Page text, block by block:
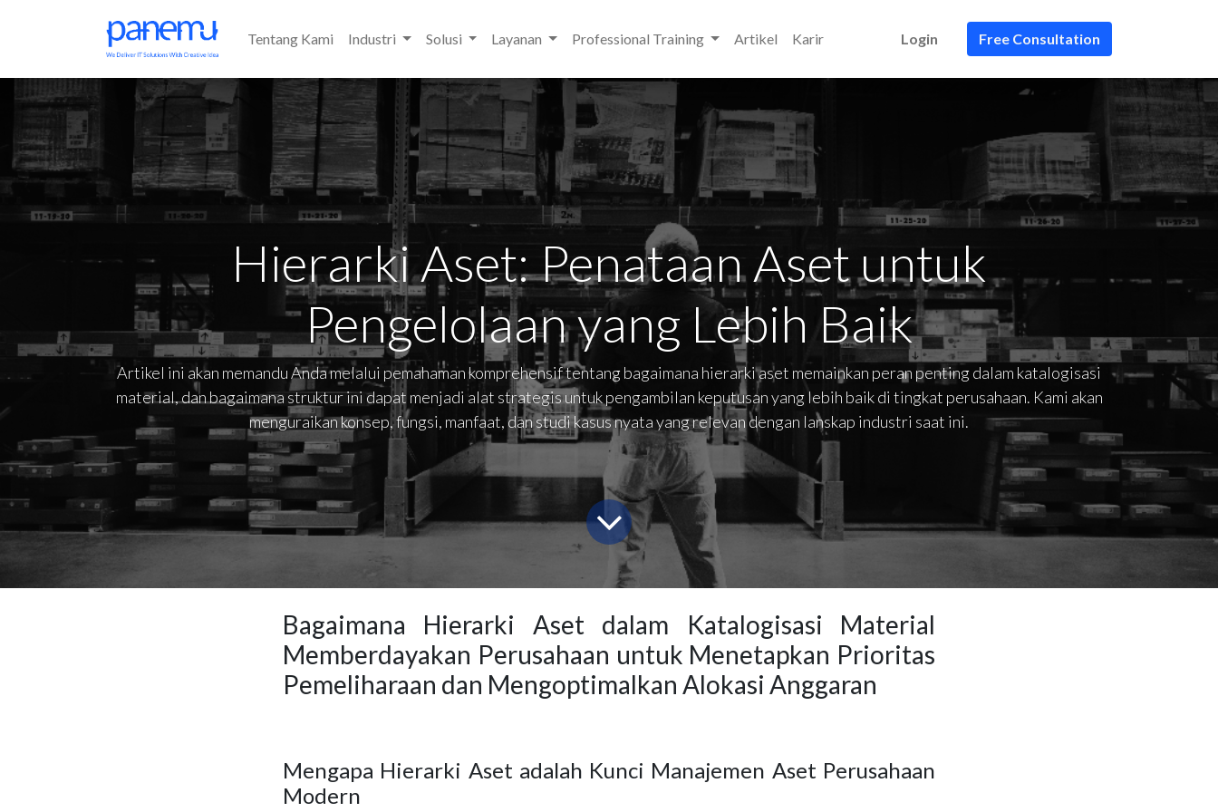
Tentang Kami Industri Solusi Layanan Professional Training Artikel Karir Login Free Consultation
Hierarki Aset: Penataan Aset untuk
Pengelolaan yang Lebih Baik
Artikel ini akan memandu Anda melalui pemahaman komprehensif tentang bagaimana hierarki aset memainkan peran penting dalam katalogisasi
material, dan bagaimana struktur ini dapat menjadi alat strategis untuk pengambilan keputusan yang lebih baik di tingkat perusahaan. Kami akan
menguraikan konsep, fungsi, manfaat, dan studi kasus nyata yang relevan dengan lanskap industri saat ini.
Bagaimana Hierarki Aset dalam Katalogisasi Material
Memberdayakan Perusahaan untuk Menetapkan Prioritas
Pemeliharaan dan Mengoptimalkan Alokasi Anggaran
Mengapa Hierarki Aset adalah Kunci Manajemen Aset Perusahaan
Modern